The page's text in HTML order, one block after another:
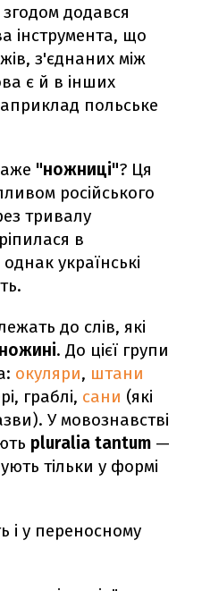
додався
інструмента, що
з'єднаних між
є й в інших
польське
"ножниці"? Ця
російського
тривалу
в
українські
до слів, які
. До цієї групи
окуляри, штани
граблі, сани (які
У мовознавстві
pluralia tantum —
тільки у формі
і у переносному